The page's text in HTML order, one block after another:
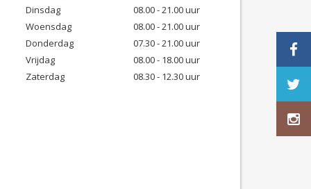
Dinsdag
08.00 - 21.00 uur
Woensdag
08.00 - 21.00 uur
Donderdag
07.30 - 21.00 uur
Vrijdag
08.00 - 18.00 uur
Zaterdag
08.30 - 12.30 uur